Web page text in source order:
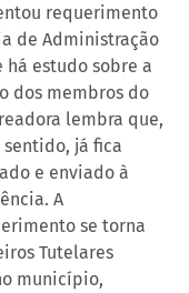
requerimento
de Administração
há estudo sobre a
dos membros do
lembra que,
já fica
e enviado à
A
se torna
Tutelares
município,